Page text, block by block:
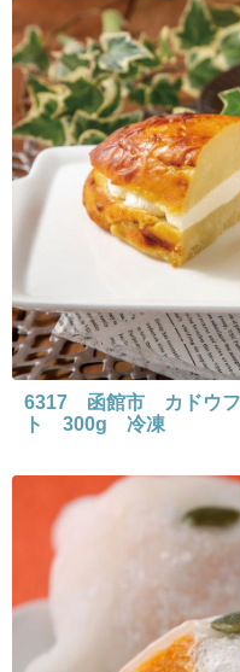
6317 函館市 カドウフ
ト 300g 冷凍